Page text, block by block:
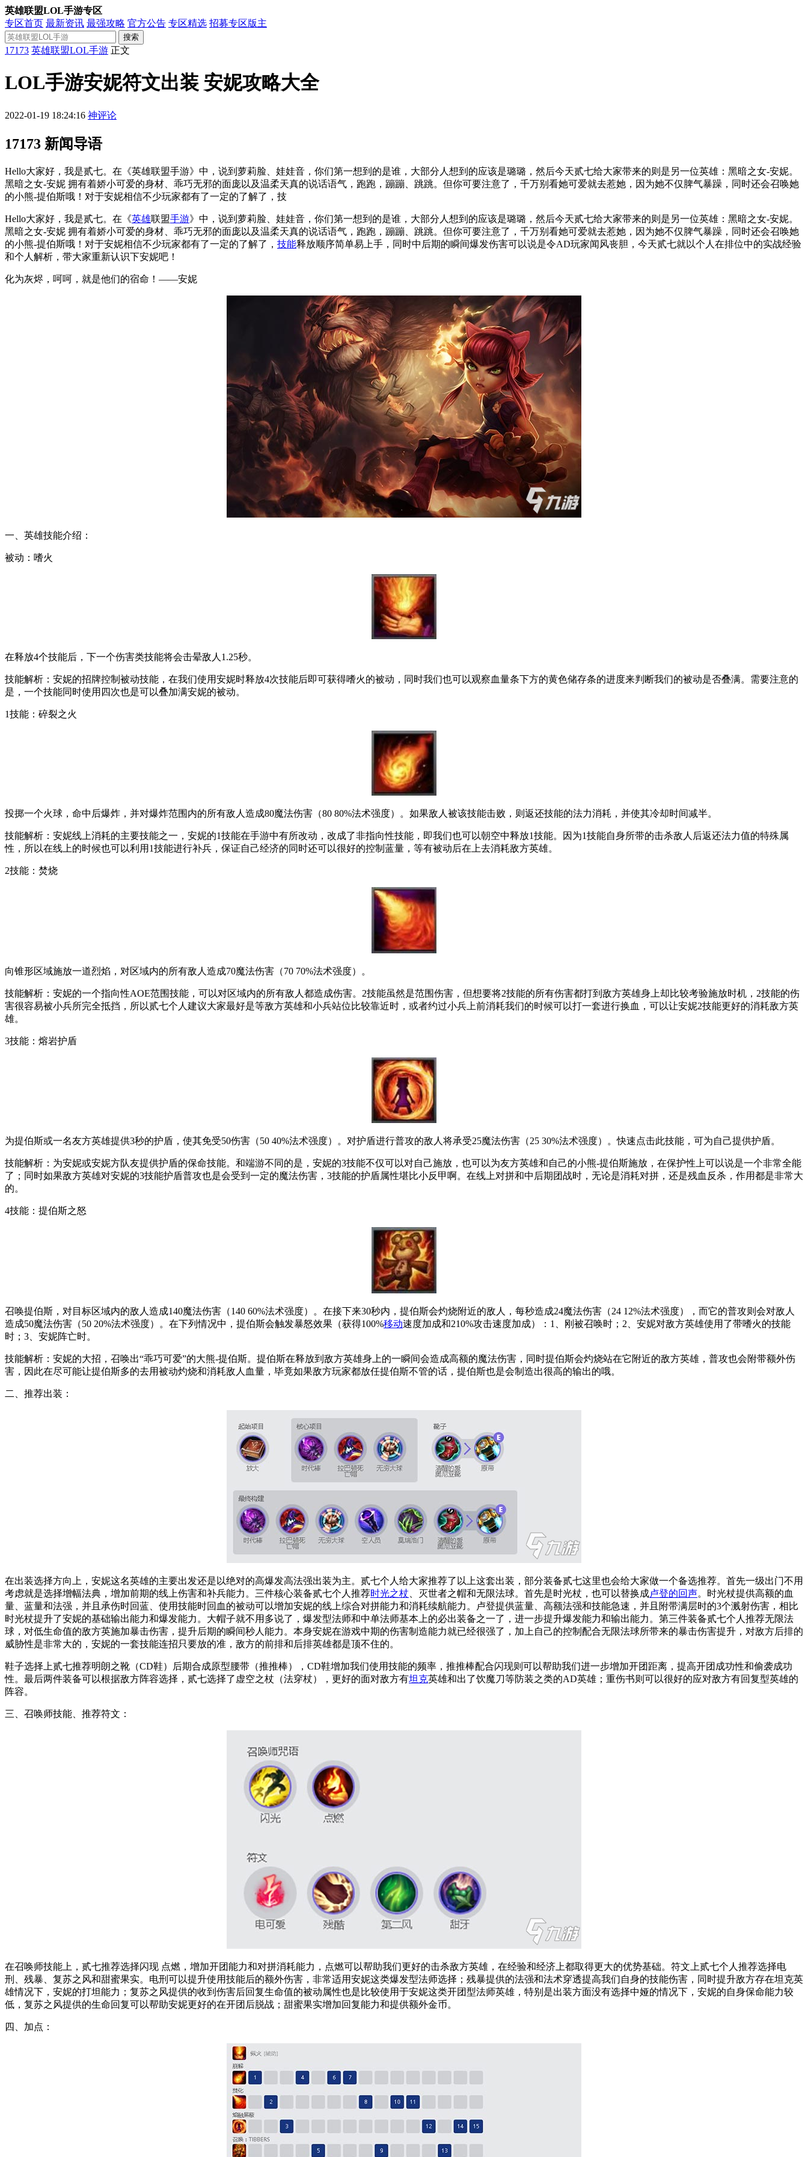
英雄联盟LOL手游专区
专区首页 最新资讯 最强攻略 官方公告 专区精选 招募专区版主
搜索
17173 英雄联盟LOL手游 正文
LOL手游安妮符文出装 安妮攻略大全
2022-01-19 18:24:16 神评论
17173 新闻导语
Hello大家好，我是贰七。在《英雄联盟手游》中，说到萝莉脸、娃娃音，你们第一想到的是谁，大部分人想到的应该是璐璐，然后今天贰七给大家带来的则是另一位英雄：黑暗之女-安妮。
黑暗之女-安妮 拥有着娇小可爱的身材、乖巧无邪的面庞以及温柔天真的说话语气，跑跑，蹦蹦、跳跳。但你可要注意了，千万别看她可爱就去惹她，因为她不仅脾气暴躁，同时还会召唤她
的小熊-提伯斯哦！对于安妮相信不少玩家都有了一定的了解了，技
Hello大家好，我是贰七。在《英雄联盟手游》中，说到萝莉脸、娃娃音，你们第一想到的是谁，大部分人想到的应该是璐璐，然后今天贰七给大家带来的则是另一位英雄： 黑暗之女-安妮。
黑暗之女-安妮 拥有着娇小可爱的身材、乖巧无邪的面庞以及温柔天真的说话语气，跑跑，蹦蹦、跳跳。但你可要注意了，千万别看她可爱就去惹她，因为她不仅脾气暴躁，同时还会召唤她
的小熊-提伯斯哦！对于安妮相信不少玩家都有了一定的了解了， 技能释放顺序简单易上手，同时中后期的瞬间爆发伤害可以说是令AD玩家闻风丧胆，今天贰七就以个人在排位中的实战经验
和个人解析，带大家重新认识下安妮吧！
化为灰烬，呵呵，就是他们的宿命！——安妮
一、英雄技能介绍：
被动：嗜火
在释放4个技能后，下一个伤害类技能将会击晕敌人1.25秒。
技能解析：安妮的招牌控制被动技能，在我们使用安妮时释放4次技能后即可获得嗜火的被动，同时我们也可以观察血量条下方的黄色储存条的进度来判断我们的被动是否叠满。需要注意的
是，一个技能同时使用四次也是可以叠加满安妮的被动。
1技能：碎裂之火
投掷一个火球，命中后爆炸，并对爆炸范围内的所有敌人造成80魔法伤害（80 80%法术强度）。如果敌人被该技能击败，则返还技能的法力消耗，并使其冷却时间减半。
技能解析：安妮线上消耗的主要技能之一，安妮的1技能在手游中有所改动，改成了非指向性技能，即我们也可以朝空中释放1技能。因为1技能自身所带的击杀敌人后返还法力值的特殊属
性，所以在线上的时候也可以利用1技能进行补兵，保证自己经济的同时还可以很好的控制蓝量，等有被动后在上去消耗敌方英雄。
2技能：焚烧
向锥形区域施放一道烈焰，对区域内的所有敌人造成70魔法伤害（70 70%法术强度）。
技能解析：安妮的一个指向性AOE范围技能，可以对区域内的所有敌人都造成伤害。2技能虽然是范围伤害，但想要将2技能的所有伤害都打到敌方英雄身上却比较考验施放时机，2技能的伤
害很容易被小兵所完全抵挡，所以贰七个人建议大家最好是等敌方英雄和小兵站位比较靠近时，或者约过小兵上前消耗我们的时候可以打一套进行换血，可以让安妮2技能更好的消耗敌方英
雄。
3技能：熔岩护盾
为提伯斯或一名友方英雄提供3秒的护盾，使其免受50伤害（50 40%法术强度）。对护盾进行普攻的敌人将承受25魔法伤害（25 30%法术强度）。快速点击此技能，可为自己提供护盾。
技能解析：为安妮或安妮方队友提供护盾的保命技能。和端游不同的是，安妮的3技能不仅可以对自己施放，也可以为友方英雄和自己的小熊-提伯斯施放，在保护性上可以说是一个非常全能
了；同时如果敌方英雄对安妮的3技能护盾普攻也是会受到一定的魔法伤害，3技能的护盾属性堪比小反甲啊。在线上对拼和中后期团战时，无论是消耗对拼，还是残血反杀，作用都是非常大
的。
4技能：提伯斯之怒
召唤提伯斯，对目标区域内的敌人造成140魔法伤害（140 60%法术强度）。在接下来30秒内，提伯斯会灼烧附近的敌人，每秒造成24魔法伤害（24 12%法术强度），而它的普攻则会对敌人
造成50魔法伤害（50 20%法术强度）。在下列情况中，提伯斯会触发暴怒效果（获得100%移动速度加成和210%攻击速度加成）：1、刚被召唤时；2、安妮对敌方英雄使用了带嗜火的技能
时；3、安妮阵亡时。
技能解析：安妮的大招，召唤出“乖巧可爱”的大熊-提伯斯。提伯斯在释放到敌方英雄身上的一瞬间会造成高额的魔法伤害，同时提伯斯会灼烧站在它附近的敌方英雄，普攻也会附带额外伤
害，因此在尽可能让提伯斯多的去用被动灼烧和消耗敌人血量，毕竟如果敌方玩家都放任提伯斯不管的话，提伯斯也是会制造出很高的输出的哦。
二、推荐出装：
在出装选择方向上，安妮这名英雄的主要出发还是以绝对的高爆发高法强出装为主。贰七个人给大家推荐了以上这套出装，部分装备贰七这里也会给大家做一个备选推荐。首先一级出门不用
考虑就是选择增幅法典，增加前期的线上伤害和补兵能力。三件核心装备贰七个人推荐时光之杖 、灭世者之帽和无限法球。 首先是时光杖，也可以替换成卢登的回声。 时光杖提供高额的血
量、蓝量和法强 ，并且承伤时回蓝、使用技能时回血的被动可以增加安妮的线上综合对拼能力和消耗续航能力。 卢登提供蓝量、高额法强和技能急速 ，并且附带满层时的3个溅射伤害，相比
时光杖提升了安妮的基础输出能力和爆发能力。 大帽子就不用多说了，爆发型法师和中单法师基本上的必出装备之一了， 进一步提升爆发能力和输出能力 。第三件装备贰七个人推荐无限法
球 ，对低生命值的敌方英施加暴击伤害，提升后期的瞬间秒人能力 。本身安妮在游戏中期的伤害制造能力就已经很强了，加上自己的控制配合无限法球所带来的暴击伤害提升，对敌方后排的
威胁性是非常大的，安妮的一套技能连招只要放的准，敌方的前排和后排英雄都是顶不住的。
鞋子选择上贰七推荐明朗之靴（CD鞋）后期合成原型腰带（推推棒） ，CD鞋增加我们使用技能的频率，推推棒配合闪现则可以帮助我们进一步增加开团距离，提高开团成功性和偷袭成功
性。最后两件装备可以根据敌方阵容选择，贰七选择了 虚空之杖（法穿杖） ，更好的面对敌方有坦克英雄和出了饮魔刀等防装之类的AD英雄； 重伤书则可以很好的应对敌方有回复型英雄的
阵容。
三、召唤师技能、推荐符文：
在召唤师技能上，贰七推荐选择闪现 点燃 ，增加开团能力和对拼消耗能力，点燃可以帮助我们更好的击杀敌方英雄，在经验和经济上都取得更大的优势基础。符文上贰七个人推荐选择电
刑、残暴、复苏之风和甜蜜果实。 电刑 可以提升使用技能后的额外伤害，非常适用安妮这类爆发型法师选择； 残暴提供的法强和法术穿透提高我们自身的技能伤害，同时提升敌方存在坦克英
雄情况下，安妮的打坦能力； 复苏之风提供的收到伤害后回复生命值的被动属性也是比较使用于安妮这类开团型法师英雄，特别是出装方面没有选择中娅的情况下，安妮的自身保命能力较
低，复苏之风提供的生命回复可以帮助安妮更好的在开团后脱战； 甜蜜果实增加回复能力和提供额外金币。
四、加点：